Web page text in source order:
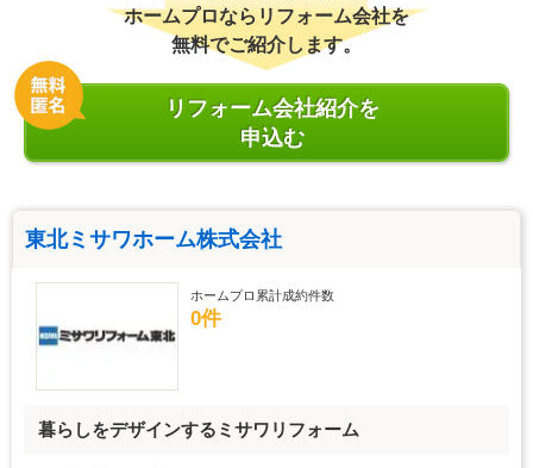
ホームプロならリフォーム会社を
無料でご紹介します。
リフォーム会社紹介を
申込む
東北ミサワホーム株式会社
ホームプロ累計成約件数
0件
暮らしをデザインするミサワリフォーム